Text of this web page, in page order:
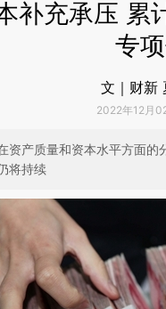
补充承压 累
专
文｜财新
2022年12月
资产质量和资本水平方面
将持续